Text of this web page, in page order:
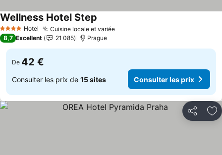
4 Étoiles Hotel Cuisine locale et variéeConsulter les prix
Wellness Hotel Step
8,7 Excellent 21 085 Prague
De 42 €
Consulter les prix de 15 sites Consulter les prix
Partager